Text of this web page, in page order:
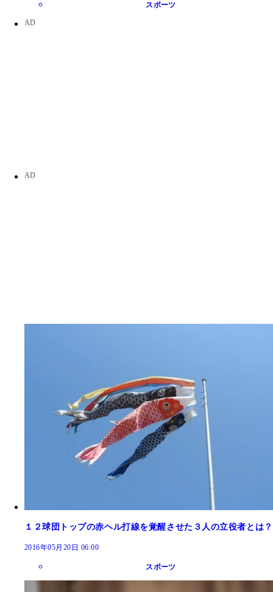
スポーツ
１２球団トップの赤ヘル打線を覚醒させた３人の立役者とは？
2016年05月20日 06:00
スポーツ